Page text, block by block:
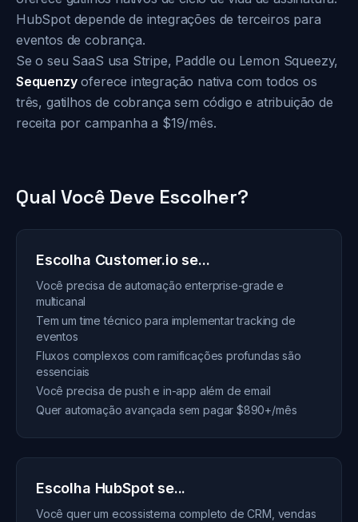
HubSpot depende de integrações de terceiros para
eventos de cobrança.
Se o seu SaaS usa Stripe, Paddle ou Lemon Squeezy,
Sequenzyoferece integração nativa com todos os
três, gatilhos de cobrança sem código e atribuição de
receita por campanha a $19/mês.
Qual Você Deve Escolher?
Escolha Customer.io se...
Você precisa de automação enterprise-grade e
multicanal
Tem um time técnico para implementar tracking de
eventos
Fluxos complexos com ramificações profundas são
essenciais
Você precisa de push e in-app além de email
Quer automação avançada sem pagar $890+/mês
Escolha HubSpot se...
Você quer um ecossistema completo de CRM, vendas